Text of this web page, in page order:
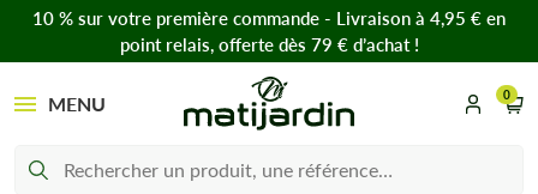
10 % sur votre première commande - Livraison à 4,95 € en
point relais, offerte dès 79 € d’achat !
MENU 0